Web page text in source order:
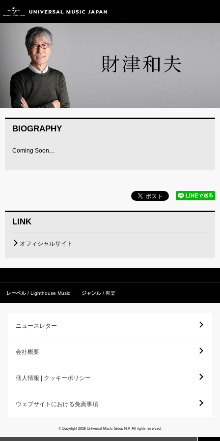
BIOGRAPHY
Coming Soon…
LINK
オフィシャルサイト
レーベル Lighthouse Music ジャンル 邦楽
ニュースレター
会社概要
個人情報 | クッキーポリシー
ウェブサイトにおける免責事項
© Copyright 2026 Universal Music Group N.V. All rights reserved.